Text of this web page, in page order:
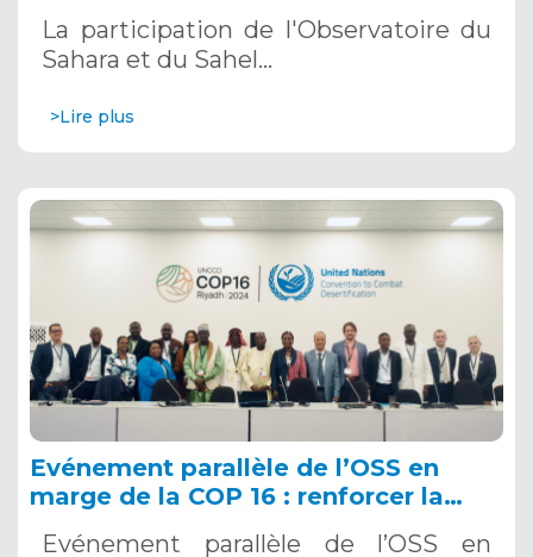
Saoudite
La participation de l'Observatoire du
Sahara et du Sahel…
>Lire plus
Evénement parallèle de l’OSS en
marge de la COP 16 : renforcer la
Evénement parallèle de l’OSS en